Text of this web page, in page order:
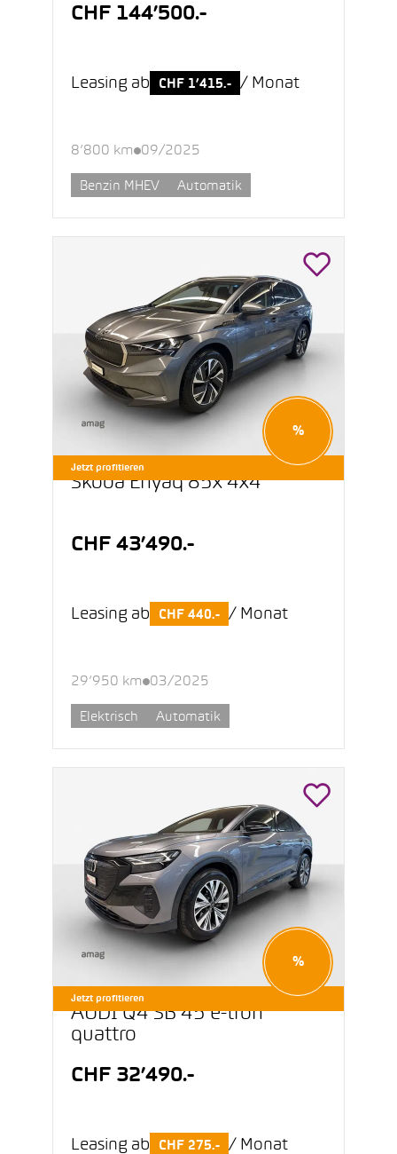
CHF 144’500.-
Leasing ab CHF 1’415.- / Monat
8’800 km 09/2025
Benzin MHEV Automatik
Jetzt profitieren
%
Škoda Enyaq 85x 4x4
CHF 43’490.-
Leasing ab CHF 440.- / Monat
29’950 km 03/2025
Elektrisch Automatik
Jetzt profitieren
%
AUDI Q4 SB 45 e-tron
quattro
CHF 32’490.-
Leasing ab CHF 275.- / Monat